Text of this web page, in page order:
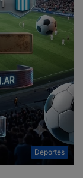
Deportes